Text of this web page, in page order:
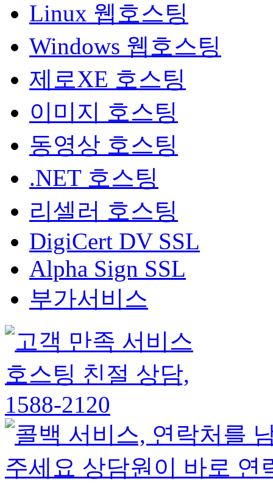
Linux 웹호스팅
Windows 웹호스팅
제로XE 호스팅
이미지 호스팅
동영상 호스팅
.NET 호스팅
리셀러 호스팅
DigiCert DV SSL
Alpha Sign SSL
부가서비스